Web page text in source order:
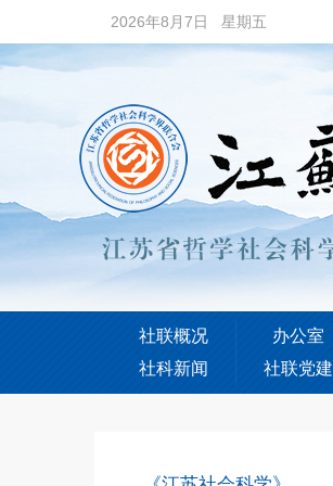
2026年8月7日 星期五
社联概况 办公室
社科新闻
社联党建